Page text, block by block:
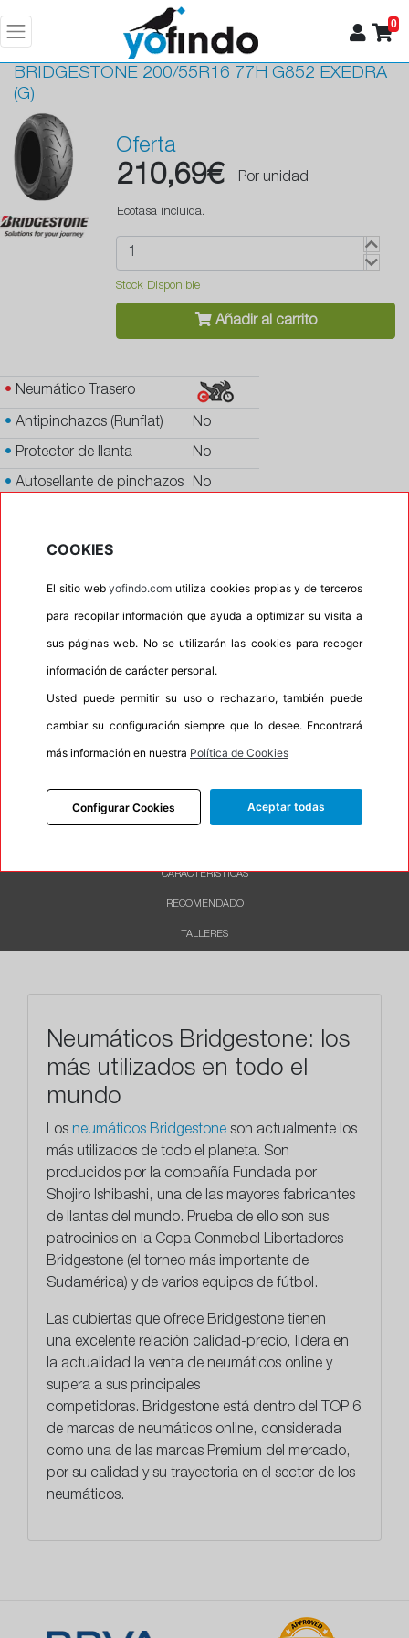
0
BRIDGESTONE 200/55R16 77H G852 EXEDRA
(G)
Oferta
210,69€ Por unidad
Ecotasa incluida.
Stock Disponible
Añadir al carrito
• Neumático Trasero
• Antipinchazos (Runflat) No
• Protector de llanta No
• Autosellante de pinchazos No
Espuma antiruido
Calidad PREMIUM
P.O.R. No
Oportunidad No
INFORMACIÓN
CARACTERÍSTICAS
RECOMENDADO
TALLERES
Neumáticos Bridgestone: los
más utilizados en todo el
mundo
Los neumáticos Bridgestone son actualmente los
más utilizados de todo el planeta. Son
producidos por la compañía Fundada por
Shojiro Ishibashi, una de las mayores fabricantes
de llantas del mundo. Prueba de ello son sus
patrocinios en la Copa Conmebol Libertadores
Bridgestone (el torneo más importante de
Sudamérica) y de varios equipos de fútbol.
Las cubiertas que ofrece Bridgestone tienen
una excelente relación calidad-precio, lidera en
la actualidad la venta de neumáticos online y
supera a sus principales
competidoras. Bridgestone está dentro del TOP 6
de marcas de neumáticos online, considerada
como una de las marcas Premium del mercado,
por su calidad y su trayectoria en el sector de los
neumáticos.
COOKIES
El sitio webyofindo.com utiliza cookies propias y de terceros
para recopilar información que ayuda a optimizar su visita a
sus páginas web. No se utilizarán las cookies para recoger
información de carácter personal.
Usted puede permitir su uso o rechazarlo, también puede
cambiar su configuración siempre que lo desee. Encontrará
más información en nuestra Política de Cookies
Configurar Cookies Aceptar todas